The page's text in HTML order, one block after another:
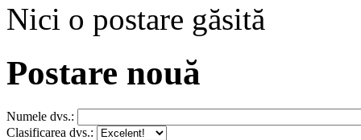
Nici o postare găsită
Postare nouă
Numele dvs.:
Clasificarea dvs.: